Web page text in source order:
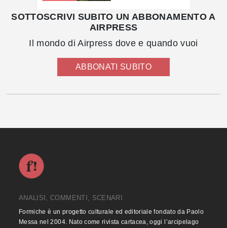
SOTTOSCRIVI SUBITO UN ABBONAMENTO A
AIRPRESS
Il mondo di Airpress dove e quando vuoi
ABBONATI SUBITO
ANALISI, COMMENTI, SCENARI
Formiche è un progetto culturale ed editoriale fondato da Paolo
Messa nel 2004. Nato come rivista cartacea, oggi l’arcipelago